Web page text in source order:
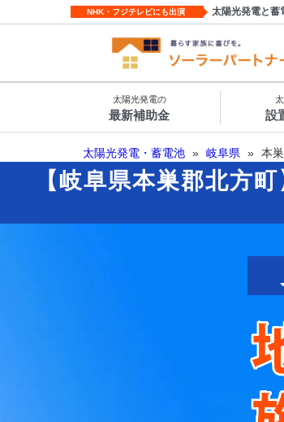
NHK・フジテレビにも出演 太陽光発電と蓄
太陽光発電の
最新補助金 設
太陽光発電・蓄電池 » 岐阜県 » 本
【岐阜県本巣郡北方